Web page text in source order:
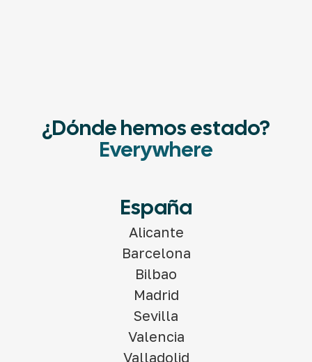
¿Dónde hemos estado?
Everywhere
España
Alicante
Barcelona
Bilbao
Madrid
Sevilla
Valencia
Valladolid